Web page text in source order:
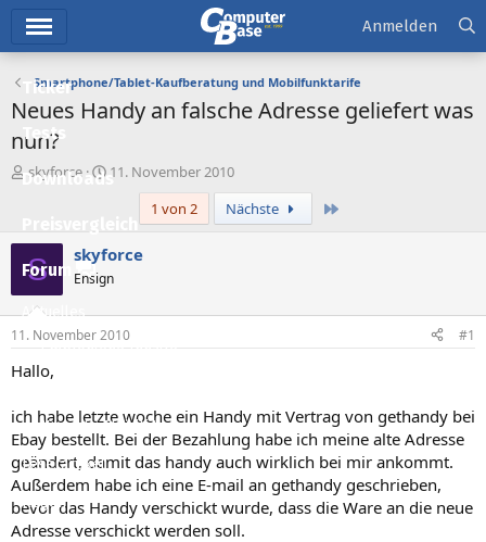
Ticker
Tests
Downloads
Forum
Aktuelles
Empfohlene Inhalte
Neueste Aktivitäten
Leserartikel
Regeln
Anmelden
Smartphone/Tablet-Kaufberatung und Mobilfunktarife
Neues Handy an falsche Adresse geliefert was
nun?
E
t
e
l
e
skyforce
E
t
e
a
m
11. November 2010
1 von 2
Nächste
S skyforce
Ensign
11. November 2010 #1
Hallo,
ich habe letzte woche ein Handy mit Vertrag von gethandy bei
Ebay bestellt. Bei der Bezahlung habe ich meine alte Adresse
geändert, damit das handy auch wirklich bei mir ankommt.
Außerdem habe ich eine E-mail an gethandy geschrieben,
bevor das Handy verschickt wurde, dass die Ware an die neue
Adresse verschickt werden soll.